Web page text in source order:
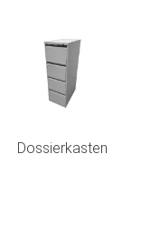
Dossierkasten